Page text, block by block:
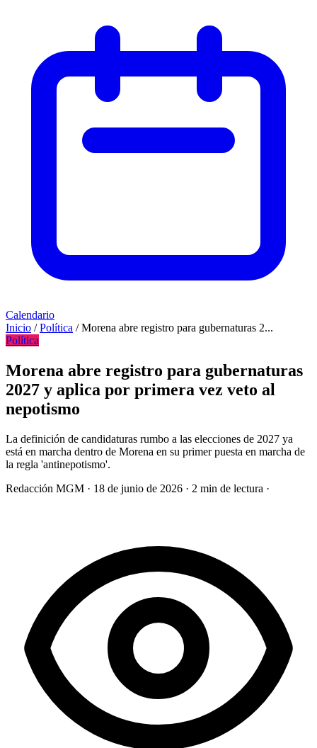
Calendario
Inicio / Política / Morena abre registro para gubernaturas 2...
Política
Morena abre registro para gubernaturas
2027 y aplica por primera vez veto al
nepotismo
La definición de candidaturas rumbo a las elecciones de 2027 ya
está en marcha dentro de Morena en su primer puesta en marcha de
la regla 'antinepotismo'.
Redacción MGM · 18 de junio de 2026 · 2 min de lectura ·